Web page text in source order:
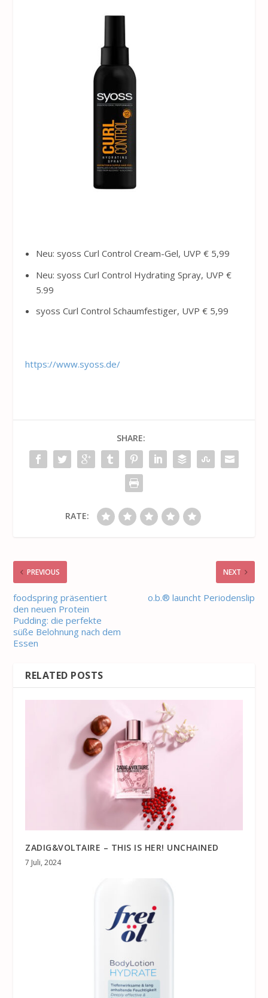
Neu: syoss Curl Control Cream-Gel, UVP € 5,99
Neu: syoss Curl Control Hydrating Spray, UVP €
5.99
syoss Curl Control Schaumfestiger, UVP € 5,99
https://www.syoss.de/
SHARE:
RATE:
PREVIOUS
foodspring präsentiert
den neuen Protein
Pudding: die perfekte
süße Belohnung nach dem
Essen
NEXT
o.b.® launcht Periodenslip
RELATED POSTS
ZADIG&VOLTAIRE – THIS IS HER! UNCHAINED
7 Juli, 2024